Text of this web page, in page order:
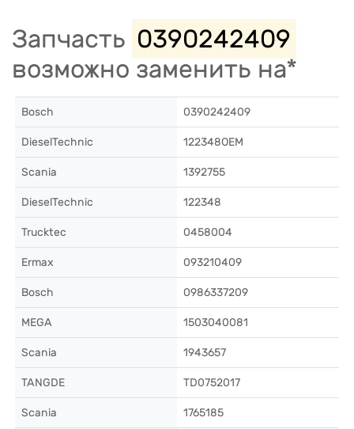
Запчасть 0390242409
возможно заменить на*
Bosch 0390242409
DieselTechnic 122348OEM
Scania 1392755
DieselTechnic 122348
Trucktec 0458004
Ermax 093210409
Bosch 0986337209
MEGA 1503040081
Scania 1943657
TANGDE TD0752017
Scania 1765185